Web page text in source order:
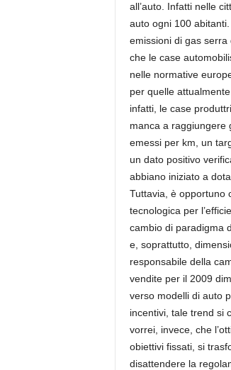
all’auto. Infatti nelle
auto ogni 100
emissioni di gas serra
che le case
nelle normative
per quelle
infatti, le case
manca a raggiungere
emessi per km, un
un dato positivo
abbiano iniziato a
Tuttavia, è opportuno
tecnologica per
cambio di paradigma
e, soprattutto,
responsabile della
vendite per il 2009
verso modelli di auto
incentivi, tale trend si
vorrei, invece, che
obiettivi fissati, si
disattendere la